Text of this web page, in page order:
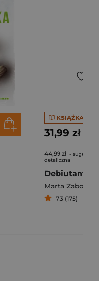
KSIĄŻKA
31,99 zł
44,99 zł -
detaliczna
Debiutantka
Marta
7,3 (175)